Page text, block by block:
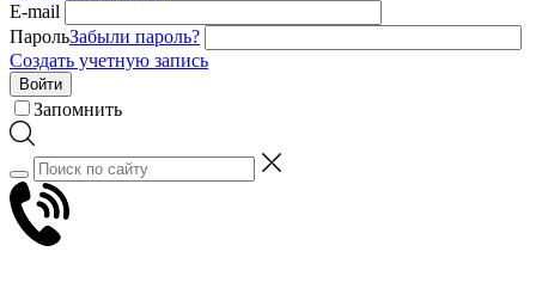
E-mail
ПарольЗабыли пароль?
Создать учетную запись
Войти
Запомнить